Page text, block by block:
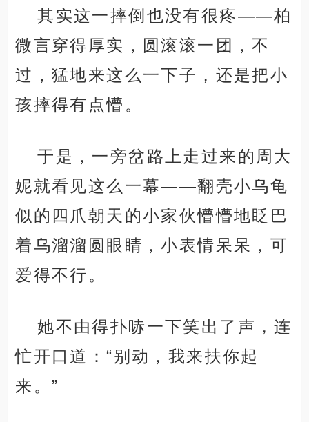
其实这一摔倒也没有很疼——柏
微言穿得厚实，圆滚滚一团，不
过，猛地来这么一下子，还是把小
孩摔得有点懵。
于是，一旁岔路上走过来的周大
妮就看见这么一幕——翻壳小乌龟
似的四爪朝天的小家伙懵懵地眨巴
着乌溜溜圆眼睛，小表情呆呆，可
爱得不行。
她不由得扑哧一下笑出了声，连
忙开口道：“别动，我来扶你起
来。”